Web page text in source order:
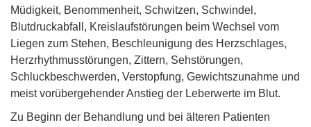
Müdigkeit, Benommenheit, Schwitzen, Schwindel,
Blutdruckabfall, Kreislaufstörungen beim Wechsel vom
Liegen zum Stehen, Beschleunigung des Herzschlages,
Herzrhythmusstörungen, Zittern, Sehstörungen,
Schluckbeschwerden, Verstopfung, Gewichtszunahme und
meist vorübergehender Anstieg der Leberwerte im Blut.
Zu Beginn der Behandlung und bei älteren Patienten